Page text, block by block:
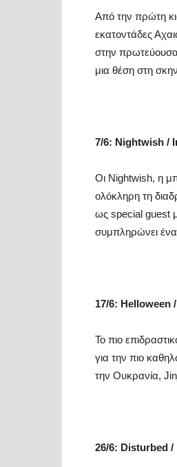
Από την πρώτη
εκατοντάδες
στην
μια θέση στη
7/6: Nightwish /
Οι Nightwish, η
ολόκληρη τη
ως special guest
συμπληρώνει
17/6: Helloween /
Το πιο
για την πιο
την Ουκρανία,
26/6: Disturbed